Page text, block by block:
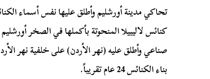
تحاكي مدينة أورشليم وأطلق عليها نفس أسماء
كنائس لاليبيلا المنحوتة بأكملها في الصخر
صناعي وأطلق عليه (نهر الأردن) على خلفية نهر
بناء الكنائس 24 عام تقريباً.